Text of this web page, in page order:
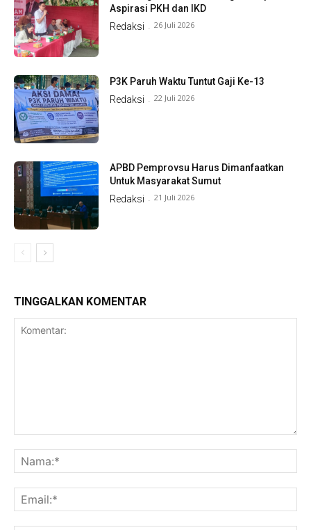
Aspirasi PKH dan IKD
Redaksi - 26 Juli 2026
P3K Paruh Waktu Tuntut Gaji Ke-13
Redaksi - 22 Juli 2026
APBD Pemprovsu Harus Dimanfaatkan
Untuk Masyarakat Sumut
Redaksi - 21 Juli 2026
TINGGALKAN KOMENTAR